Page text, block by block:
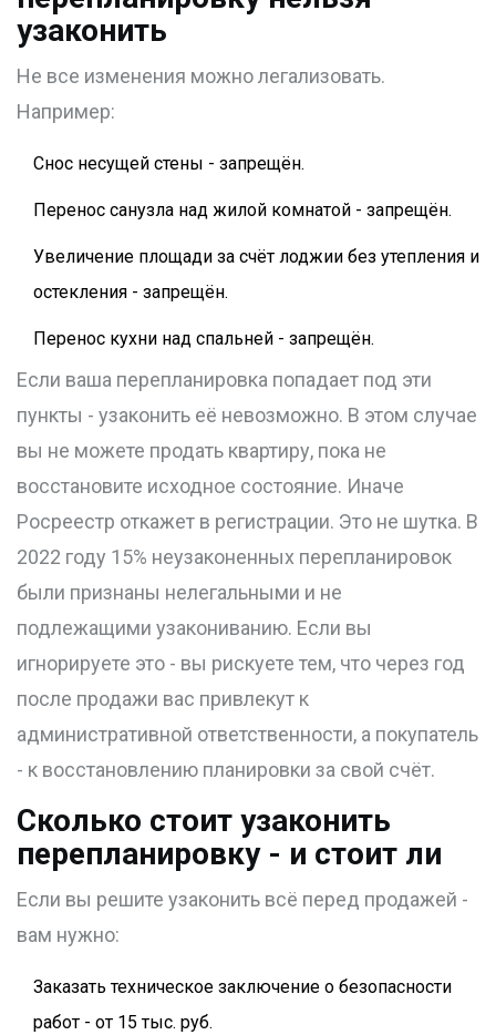
узаконить
Не все изменения можно легализовать.
Например:
Снос несущей стены - запрещён.
Перенос санузла над жилой комнатой - запрещён.
Увеличение площади за счёт лоджии без утепления и
остекления - запрещён.
Перенос кухни над спальней - запрещён.
Если ваша перепланировка попадает под эти
пункты - узаконить её невозможно. В этом случае
вы не можете продать квартиру, пока не
восстановите исходное состояние. Иначе
Росреестр откажет в регистрации. Это не шутка. В
2022 году 15% неузаконенных перепланировок
были признаны нелегальными и не
подлежащими узакониванию. Если вы
игнорируете это - вы рискуете тем, что через год
после продажи вас привлекут к
административной ответственности, а покупатель
- к восстановлению планировки за свой счёт.
Сколько стоит узаконить
перепланировку - и стоит ли
Если вы решите узаконить всё перед продажей -
вам нужно:
Заказать техническое заключение о безопасности
работ - от 15 тыс. руб.